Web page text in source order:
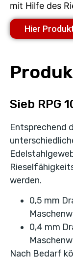
mit Hilfe des
Hier
Sieb RPG
Entsprechend
werden.
0,5 mm
0,4 mm
Nach Bedarf